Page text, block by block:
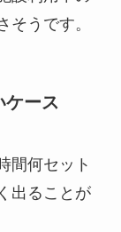
そうです。
ケース
間何セット
出ることが